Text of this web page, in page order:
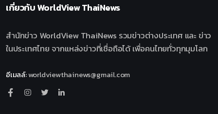
เกี่ยวกับWorldView ThaiNews
สำนักข่าว WorldView ThaiNews รวมข่าวต่างประเทศ และ ข่าว
ในประเทศไทย จากแหล่งข่าวที่เชื่อถือได้ เพื่อคนไทยทั่วทุกมุมโลก
อีเมลล์:worldviewthainews@gmail.com